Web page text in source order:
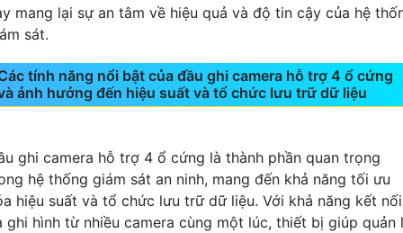
mang lại sự an tâm về hiệu quả và độ tin cậy của hệ
sát.
tính năng nổi bật của đầu ghi camera hỗ trợ 4 ổ cứng
ảnh hưởng đến hiệu suất và tổ chức lưu trữ dữ liệu
ghi camera hỗ trợ 4 ổ cứng là thành phần quan trọng
hệ thống giám sát an ninh, mang đến khả năng tối ưu
hiệu suất và tổ chức lưu trữ dữ liệu. Với khả năng kết nối
ghi hình từ nhiều camera cùng một lúc, thiết bị giúp quản